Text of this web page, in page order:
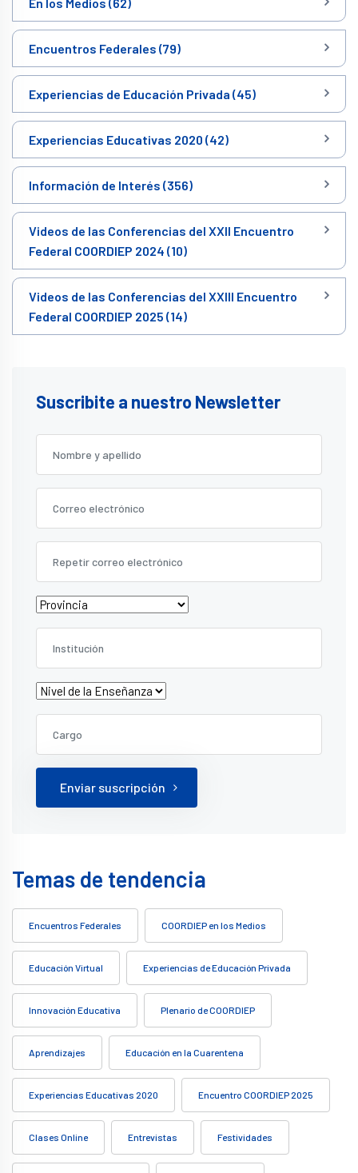
En los Medios (62)
Encuentros Federales (79)
Experiencias de Educación Privada (45)
Experiencias Educativas 2020 (42)
Información de Interés (356)
Videos de las Conferencias del XXII Encuentro
Federal COORDIEP 2024 (10)
Videos de las Conferencias del XXIII Encuentro
Federal COORDIEP 2025 (14)
Suscribite a nuestro Newsletter
Enviar suscripción
Temas de tendencia
Encuentros Federales COORDIEP en los Medios
Educación Virtual Experiencias de Educación Privada
Innovación Educativa Plenario de COORDIEP
Aprendizajes Educación en la Cuarentena
Experiencias Educativas 2020 Encuentro COORDIEP 2025
Clases Online Entrevistas Festividades